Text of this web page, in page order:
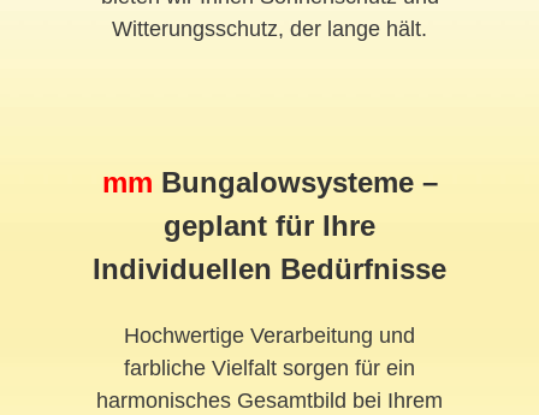
Witterungsschutz, der lange hält.
mm Bungalowsysteme –
geplant für Ihre
Individuellen Bedürfnisse
Hochwertige Verarbeitung und
farbliche Vielfalt sorgen für ein
harmonisches Gesamtbild bei Ihrem